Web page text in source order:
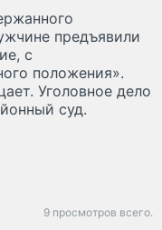
предъявили
с
положения».
Уголовное дело
суд.
9 просмотров всего.